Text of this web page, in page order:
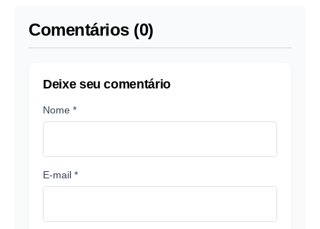
Comentários (0)
Deixe seu comentário
Nome *
E-mail *